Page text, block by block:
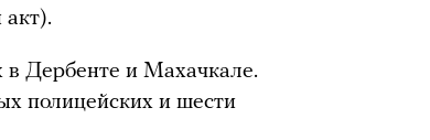
Дербенте и Махачкале.
полицейских и шести